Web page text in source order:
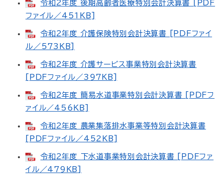
令和2年度 後期高齢者医療特別会計決算書 [PDF
ファイル／451KB]
令和2年度 介護保険特別会計決算書 [PDFファイ
ル／573KB]
令和2年度 介護サービス事業特別会計決算書
[PDFファイル／397KB]
令和2年度 簡易水道事業特別会計決算書 [PDFフ
ァイル／456KB]
令和2年度 農業集落排水事業等特別会計決算書
[PDFファイル／452KB]
令和2年度 下水道事業特別会計決算書 [PDFファ
イル／479KB]